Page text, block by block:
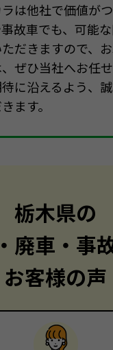
は他社で価値が
故車でも、可能
だきますので、
ぜひ当社へお任せ
に沿えるよう、
ます。
栃木県の
廃車・事
お客様の声